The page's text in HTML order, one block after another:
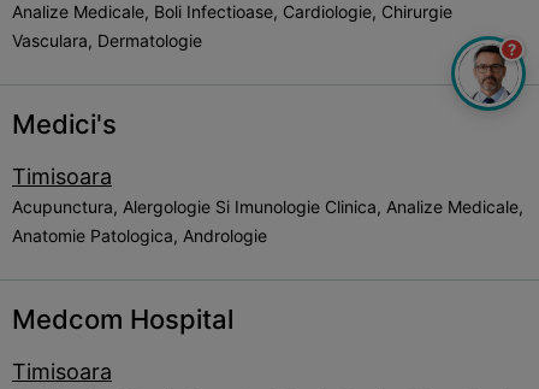
Analize Medicale, Boli Infectioase, Cardiologie, Chirurgie
Vasculara, Dermatologie
Medici's
Timisoara
Acupunctura, Alergologie Si Imunologie Clinica, Analize Medicale,
Anatomie Patologica, Andrologie
Medcom Hospital
Timisoara
?